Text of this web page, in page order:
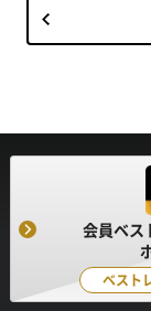
会員ベス
ベスト